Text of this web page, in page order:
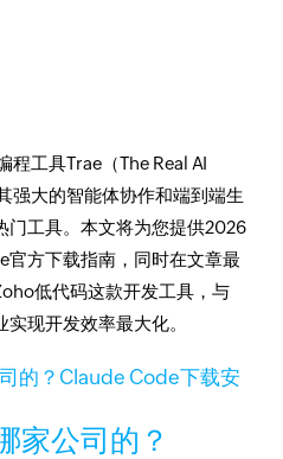
程工具Trae（The Real AI
强大的智能体协作和端到端生
门工具。本文将为您提供2026
官方下载指南，同时在文章最
低代码这款开发工具，与
现开发效率最大化。
家公司的？